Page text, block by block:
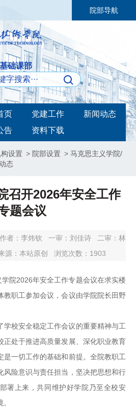
院部导航
础课部
页 党建工作
新闻动态
告 资料下载
设置 > 院部设置 > 马克思主义学院/
态
召开2026年安全工作
题会议
作者：李炜钦 一审： 刘佳诗 二审： 林
源：本站原创 浏览次数： 1903
院2026年安全工作专题会议在求实楼
教职工参加会议，会议由学院院长田野
学校安全稳定工作会议的重要精神与工
正处于推进高质量发展、深化职业教育
是一切工作的基础和前提。全院教职工
风险意识与责任担当，坚决把思想和行
署上来，共同维护好学院乃至全校安